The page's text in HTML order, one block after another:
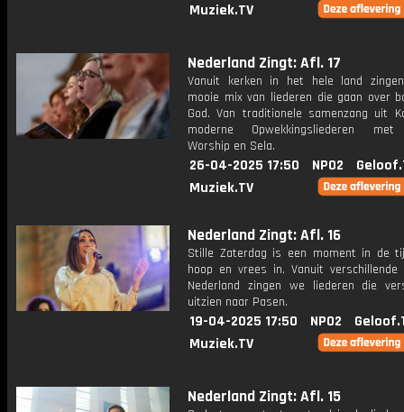
Muziek.TV
Nederland Zingt: Afl. 17
Vanuit kerken in het hele land
mooie mix van liederen die gaan over
God. Van traditionele samenzang uit
moderne Opwekkingsliederen met
Worship en Sela.
26-04-2025 17:50 NPO2
Muziek.TV
Nederland Zingt: Afl. 16
Stille Zaterdag is een moment in de
hoop en vrees in. Vanuit verschillende
Nederland zingen we liederen die
uitzien naar Pasen.
19-04-2025 17:50 NPO2
Muziek.TV
Nederland Zingt: Afl. 15